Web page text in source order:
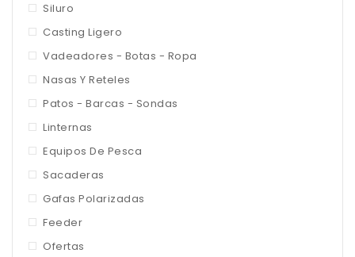
Siluro
Casting Ligero
Vadeadores - Botas - Ropa
Nasas Y Reteles
Patos - Barcas - Sondas
Linternas
Equipos De Pesca
Sacaderas
Gafas Polarizadas
Feeder
Ofertas